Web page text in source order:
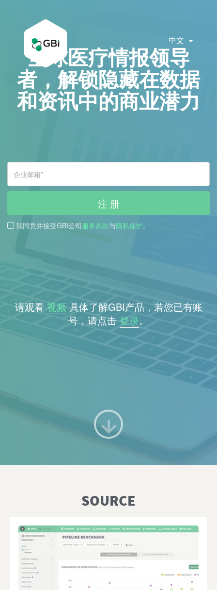
中文
全球医疗情报领导
者，解锁隐藏在数据
和资讯中的商业潜力
注 册
我同意并接受GBI公司 服务条款与隐私保护。
请观看 视频 具体了解GBI产品，若您已有账
号，请点击 登录。
SOURCE